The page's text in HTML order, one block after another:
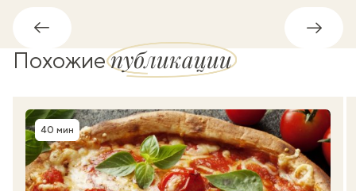
Обратно
Похожиепубликации
Время приготовления
40 мин